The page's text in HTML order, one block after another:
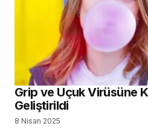
Grip ve Uçuk Virüsüne
Geliştirildi
8 Nisan 2025